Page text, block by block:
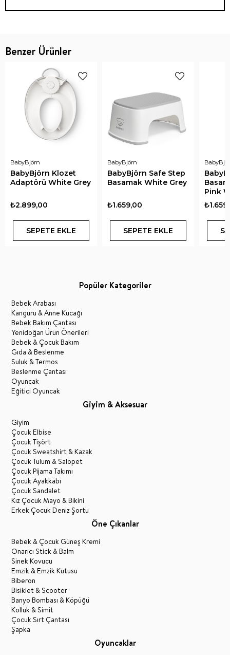
Benzer Ürünler
BabyBjörn
BabyBjörn Klozet
Adaptörü White Grey
₺2.899,00
SEPETE EKLE
BabyBjörn
BabyBjörn Safe Step
Basamak White Grey
₺1.659,00
SEPETE EKLE
Pink
Popüler Kategoriler
Bebek Arabası
Kanguru & Anne Kucağı
Bebek Bakım Çantası
Yenidoğan Ürün Önerileri
Bebek & Çocuk Bakım
Gıda & Beslenme
Suluk & Termos
Beslenme Çantası
Oyuncak
Eğitici Oyuncak
Giyim & Aksesuar
Giyim
Çocuk Elbise
Çocuk Tişört
Çocuk Sweatshirt & Kazak
Çocuk Tulum & Salopet
Çocuk Pijama Takımı
Çocuk Ayakkabı
Çocuk Sandalet
Kız Çocuk Mayo & Bikini
Erkek Çocuk Deniz Şortu
Öne Çıkanlar
Bebek & Çocuk Güneş Kremi
Onarıcı Stick & Balm
Sinek Kovucu
Emzik & Emzik Kutusu
Biberon
Bisiklet & Scooter
Banyo Bombası & Köpüğü
Kolluk & Simit
Çocuk Sırt Çantası
Şapka
Oyuncaklar